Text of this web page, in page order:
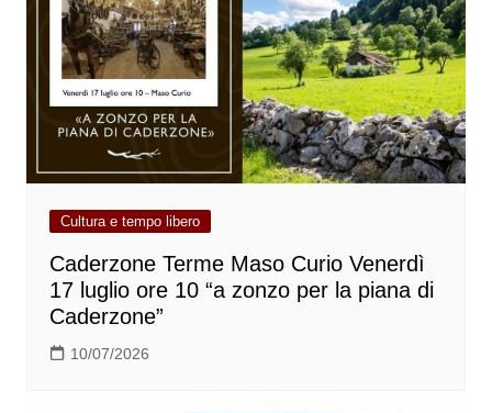
Cultura e tempo libero
Caderzone Terme Maso Curio Venerdì
17 luglio ore 10 “a zonzo per la piana di
Caderzone”
10/07/2026